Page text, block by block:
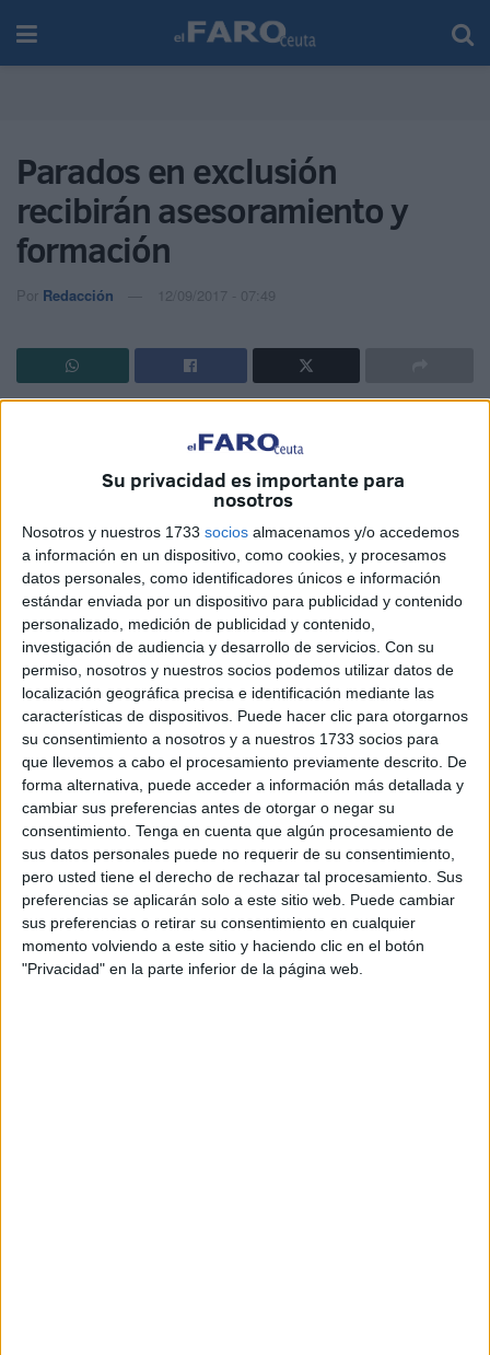
Su privacidad es importante para
nosotros
Nosotros y nuestros 1733 socios almacenamos y/o accedemos
a información en un dispositivo, como cookies, y procesamos
datos personales, como identificadores únicos e información
estándar enviada por un dispositivo para publicidad y contenido
personalizado, medición de publicidad y contenido,
investigación de audiencia y desarrollo de servicios. Con su
permiso, nosotros y nuestros socios podemos utilizar datos de
localización geográfica precisa e identificación mediante las
características de dispositivos. Puede hacer clic para otorgarnos
su consentimiento a nosotros y a nuestros 1733 socios para
que llevemos a cabo el procesamiento previamente descrito. De
forma alternativa, puede acceder a información más detallada y
cambiar sus preferencias antes de otorgar o negar su
consentimiento. Tenga en cuenta que algún procesamiento de
sus datos personales puede no requerir de su consentimiento,
pero usted tiene el derecho de rechazar tal procesamiento. Sus
preferencias se aplicarán solo a este sitio web. Puede cambiar
sus preferencias o retirar su consentimiento en cualquier
momento volviendo a este sitio y haciendo clic en el botón
"Privacidad" en la parte inferior de la página web.
Parados en exclusión
recibirán asesoramiento y
formación
Por Redacción 12/09/2017 - 07:49
Fue una de las propuestas de MDyC
Con cierta sorpresa acogía la diputada de MDyC, Fatima
Hamed, el apoyo que la consejera de Economía, Kissy
Chandiramani, le mostraba en relación a la puesta en
marcha de medidas de fomento del emprendimiento social.
Una propuesta dirigida a desempleados en exclusión
social que deseen poner en marcha su propia empresa.
“Se trata de poner a disposición de las personas que
tengan una buena idea las herramientas necesarias para
que lo lleven a cabo”, puntualizó Hamed, quien aludió a
una cita del Premio Convivencia, Mohammad Yunnus, “la
gente pobre tiene habilidades inutilizadas pero pueden
cambiar su destino si se les dan oportunidades”.
Chandiramani anunció que trasladaría la propuesta a la
sociedad municipal Procesa y a su Comité de
Seguimiento, encargados de la promoción de empleo y de
la formación de desempleados.